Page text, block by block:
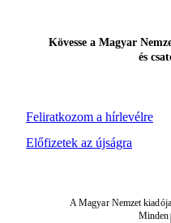
Feliratkozom a hírlevélre
Kövesse a Magyar
és
Előfizetek az újságra
A Magyar Nemzet
Minden